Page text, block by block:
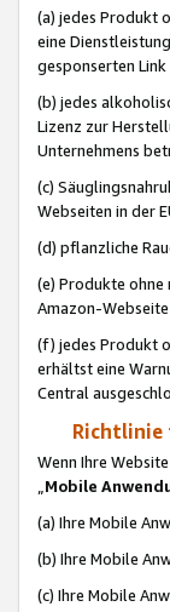
(a) jedes Produkt
eine
gesponserten
(b) jedes
Lizenz zur
Unternehmens
(c)
Webseiten in der
(d) pflanzliche
(e) Produkte ohne
Amazon-
(f) jedes Produkt
erhältst eine
Central
Richtlinie
Wenn Ihre
„Mobile
(a) Ihre Mobile
(b) Ihre Mobile
(c) Ihre Mobile